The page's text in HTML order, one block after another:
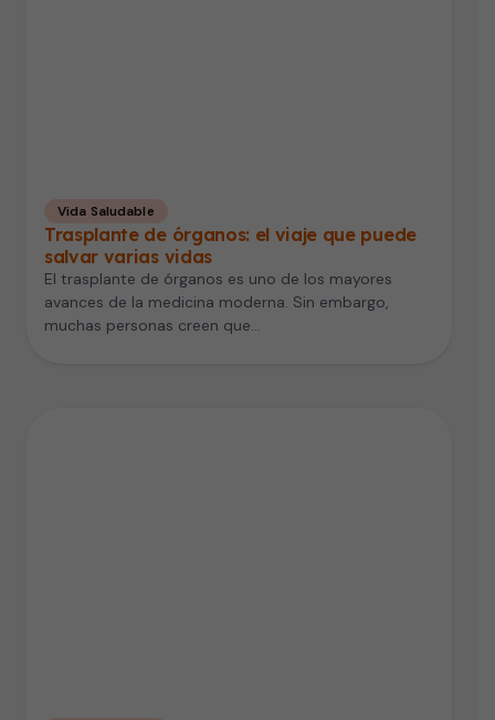
Vida Saludable
Trasplante de órganos: el viaje que puede
salvar varias vidas
El trasplante de órganos es uno de los mayores
avances de la medicina moderna. Sin embargo,
muchas personas creen que…